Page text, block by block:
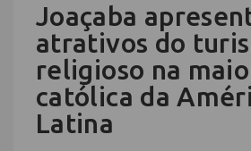
Joaçaba
atrativos do
religioso na
católica da
Latina